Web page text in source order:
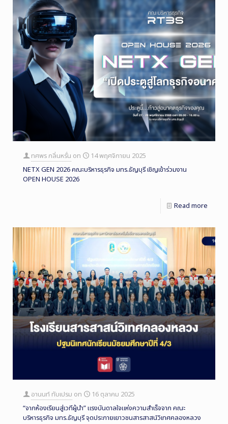
ทศพร กลิ่นหรั่น on
14 พฤศจิกายน 2025
NETX GEN 2026 คณะบริหารธุรกิจ มทร.ธัญบุรี เชิญเข้าร่วมงาน
OPEN HOUSE 2026
Read more
อานนท์ ทับเปรม on
16 ตุลาคม 2025
“จากห้องเรียนสู่เวทีผู้นำ” แรงบันดาลใจแห่งความสำเร็จจาก คณะ
บริหารธุรกิจ มทร.ธัญบุรี จุดประกายเยาวชนสารสาสน์วิเทศคลองหลวง